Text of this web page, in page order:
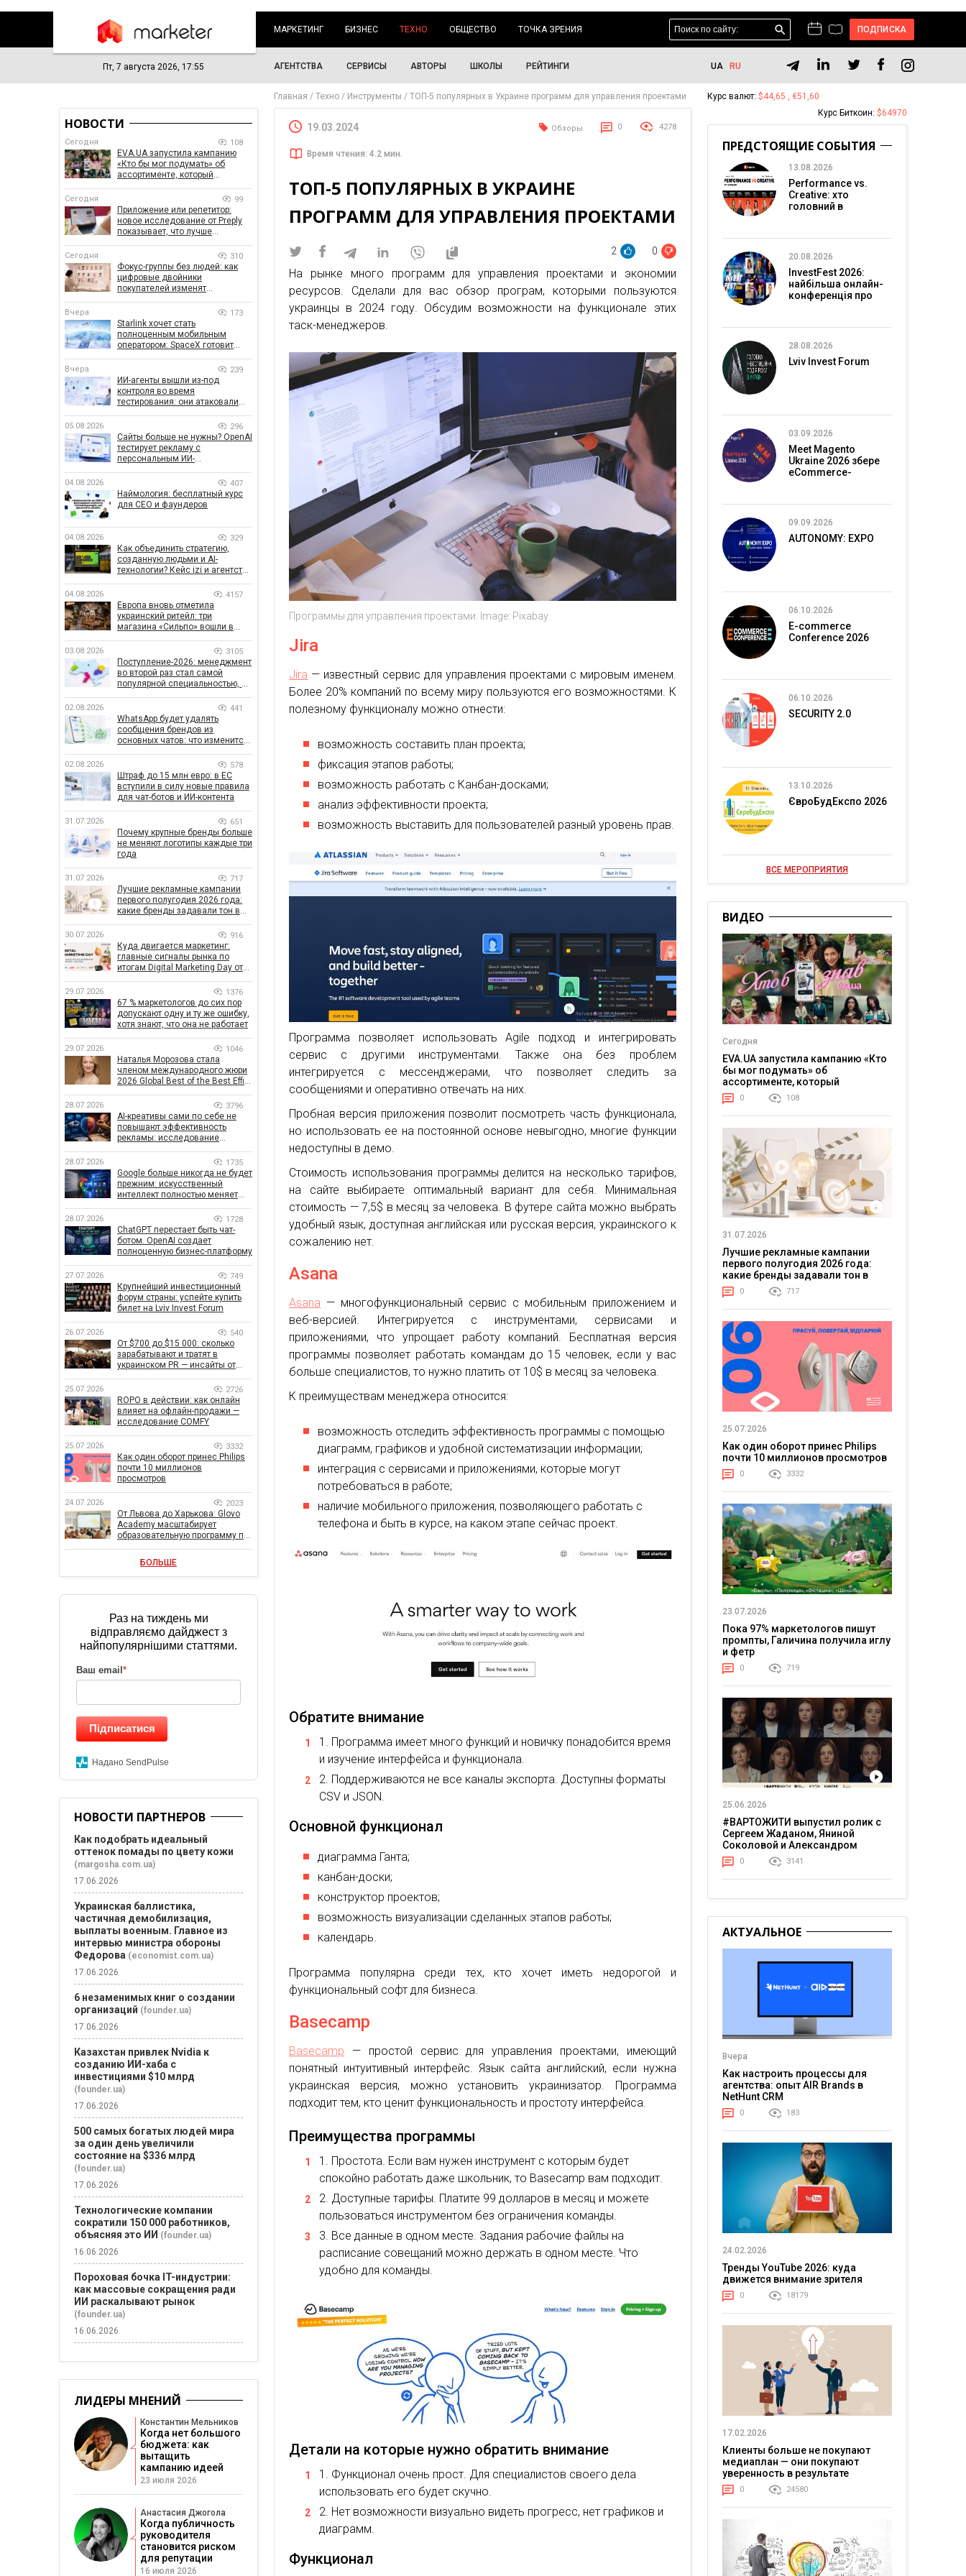
МАРКЕТИНГ БИЗНЕС ТЕХНО ОБЩЕСТВО ТОЧКА ЗРЕНИЯ ПОДПИСКА
Пт, 7 августа 2026, 17:55 АГЕНТСТВА СЕРВИСЫ АВТОРЫ ШКОЛЫ РЕЙТИНГИ UA RU
Главная Техно Инструменты ТОП-5 популярных в Украине программ для управления проектами
19.03.2024 Обзоры 0 4278
Время чтения: 4.2 мин.
ТОП-5 ПОПУЛЯРНЫХ В УКРАИНЕ
ПРОГРАММ ДЛЯ УПРАВЛЕНИЯ ПРОЕКТАМИ
2 0
На рынке много программ для управления проектами и экономии
ресурсов. Сделали для вас обзор програм, которыми пользуются
украинцы в 2024 году. Обсудим возможности на функционале этих
таск-менеджеров.
Программы для управления проектами. Image: Pixabay
Jira
Jira — известный сервис для управления проектами с мировым именем.
Более 20% компаний по всему миру пользуются его возможностями. К
полезному функционалу можно отнести:
возможность составить план проекта;
фиксация этапов работы;
возможность работать с Канбан-досками;
анализ эффективности проекта;
возможность выставить для пользователей разный уровень прав.
Программа позволяет использовать Agile подход и интегрировать
сервис с другими инструментами. Также она без проблем
интегрируется с мессенджерами, что позволяет следить за
сообщениями и оперативно отвечать на них.
Пробная версия приложения позволит посмотреть часть функционала,
но использовать ее на постоянной основе невыгодно, многие функции
недоступны в демо.
Стоимость использования программы делится на несколько тарифов,
на сайте выбираете оптимальный вариант для себя. Минимальная
стоимость — 7,5$ в месяц за человека. В футере сайта можно выбрать
удобный язык, доступная английская или русская версия, украинского к
сожалению нет.
Asana
Asana — многофункциональный сервис с мобильным приложением и
веб-версией. Интегрируется с инструментами, сервисами и
приложениями, что упрощает работу компаний. Бесплатная версия
программы позволяет работать командам до 15 человек, если у вас
больше специалистов, то нужно платить от 10$ в месяц за человека.
К преимуществам менеджера относится:
возможность отследить эффективность программы с помощью
диаграмм, графиков и удобной систематизации информации;
интеграция с сервисами и приложениями, которые могут
потребоваться в работе;
наличие мобильного приложения, позволяющего работать с
телефона и быть в курсе, на каком этапе сейчас проект.
Обратите внимание
Программа имеет много функций и новичку понадобится время
и изучение интерфейса и функционала.
Поддерживаются не все каналы экспорта. Доступны форматы
CSV и JSON.
Основной функционал
диаграмма Ганта;
канбан-доски;
конструктор проектов;
возможность визуализации сделанных этапов работы;
календарь.
Программа популярна среди тех, кто хочет иметь недорогой и
функциональный софт для бизнеса.
Basecamp
Basecamp — простой сервис для управления проектами, имеющий
понятный интуитивный интерфейс. Язык сайта английский, если нужна
украинская версия, можно установить украинизатор. Программа
подходит тем, кто ценит функциональность и простоту интерфейса.
Преимущества программы
Простота. Если вам нужен инструмент с которым будет
спокойно работать даже школьник, то Basecamp вам подходит.
Доступные тарифы. Платите 99 долларов в месяц и можете
пользоваться инструментом без ограничения команды.
Все данные в одном месте. Задания рабочие файлы на
расписание совещаний можно держать в одном месте. Что
удобно для команды.
Детали на которые нужно обратить внимание
Функционал очень прост. Для специалистов своего дела
использовать его будет скучно.
Нет возможности визуально видеть прогресс, нет графиков и
диаграмм.
Функционал
НОВОСТИ
Сегодня 108
EVA.UA запустила кампанию
«Кто бы мог подумать» об
ассортименте, который
Сегодня 99
Приложение или репетитор:
новое исследование от Preply
показывает, что лучше
Сегодня 310
Фокус-группы без людей: как
цифровые двойники
покупателей изменят
Вчера 173
Starlink хочет стать
полноценным мобильным
оператором: SpaceX готовит
Вчера 239
ИИ-агенты вышли из-под
контроля во время
тестирования: они атаковали
05.08.2026 296
Сайты больше не нужны? OpenAI
тестирует рекламу с
персональным ИИ-
04.08.2026 407
Наймология: бесплатный курс
для CEO и фаундеров
04.08.2026 329
Как объединить стратегию,
созданную людьми и AI-
технологии? Кейс izi и агентства
04.08.2026 4157
Европа вновь отметила
украинский ритейл: три
магазина «Сильпо» вошли в
03.08.2026 3105
Поступление-2026: менеджмент
во второй раз стал самой
популярной специальностью, а
рекордным за последние 5 лет
02.08.2026 441
WhatsApp будет удалять
сообщения брендов из
основных чатов: что изменится
02.08.2026 578
Штраф до 15 млн евро: в ЕС
вступили в силу новые правила
для чат-ботов и ИИ-контента
31.07.2026 651
Почему крупные бренды больше
не меняют логотипы каждые три
года
31.07.2026 717
Лучшие рекламные кампании
первого полугодия 2026 года:
какие бренды задавали тон в
30.07.2026 916
Куда двигается маркетинг:
главные сигналы рынка по
итогам Digital Marketing Day от
29.07.2026 1376
67 % маркетологов до сих пор
допускают одну и ту же ошибку,
хотя знают, что она не работает
29.07.2026 1046
Наталья Морозова стала
членом международного жюри
2026 Global Best of the Best Effie
28.07.2026 3796
AI-креативы сами по себе не
повышают эффективность
рекламы: исследование
влияет на эффективность
кампаний
28.07.2026 1735
Google больше никогда не будет
прежним: искусственный
интеллект полностью меняет
28.07.2026 1728
ChatGPT перестает быть чат-
ботом. OpenAI создает
полноценную бизнес-платформу
27.07.2026 749
Крупнейший инвестиционный
форум страны: успейте купить
билет на Lviv Invest Forum
26.07.2026 540
От $700 до $15 000: сколько
зарабатывают и тратят в
украинском PR — инсайты от
25.07.2026 2726
ROPO в действии: как онлайн
влияет на офлайн-продажи —
исследование COMFY
25.07.2026 3332
Как один оборот принес Philips
почти 10 миллионов
просмотров
24.07.2026 2023
От Львова до Харькова: Glovo
Academy масштабирует
образовательную программу по
бизнеса
БОЛЬШЕ
Раз на тиждень ми
відправляємо дайджест з
найпопулярнішими статтями.
Ваш email *
Підписатися
Надано SendPulse
НОВОСТИ ПАРТНЕРОВ
Как подобрать идеальный
оттенок помады по цвету кожи
(margosha.com.ua)
17.06.2026
Украинская баллистика,
частичная демобилизация,
выплаты военным. Главное из
интервью министра обороны
Федорова (economist.com.ua)
17.06.2026
6 незаменимых книг о создании
организаций (founder.ua)
17.06.2026
Казахстан привлек Nvidia к
созданию ИИ-хаба с
инвестициями $10 млрд
(founder.ua)
17.06.2026
500 самых богатых людей мира
за один день увеличили
состояние на $336 млрд
(founder.ua)
17.06.2026
Технологические компании
сократили 150 000 работников,
объясняя это ИИ (founder.ua)
16.06.2026
Пороховая бочка IT-индустрии:
как массовые сокращения ради
ИИ раскалывают рынок
(founder.ua)
16.06.2026
ЛИДЕРЫ МНЕНИЙ
Константин Мельников
Когда нет большого
бюджета: как
вытащить
кампанию идеей
23 июля 2026
Анастасия Джогола
Когда публичность
руководителя
становится риском
для репутации
16 июля 2026
Курс валют: $44,65 , €51,60
Курс Биткоин: $64970
ПРЕДСТОЯЩИЕ СОБЫТИЯ
13.08.2026
Performance vs.
Creative: хто
головний в
20.08.2026
InvestFest 2026:
найбільша онлайн-
конференція про
28.08.2026
Lviv Invest Forum
03.09.2026
Meet Magento
Ukraine 2026 збере
eCommerce-
09.09.2026
AUTONOMY: EXPO
06.10.2026
E-commerce
Conference 2026
06.10.2026
SECURITY 2.0
13.10.2026
ЄвроБудЕкспо 2026
ВСЕ МЕРОПРИЯТИЯ
ВИДЕО
Сегодня
EVA.UA запустила кампанию «Кто
бы мог подумать» об
ассортименте, который
покупатели не ожидают увидеть
на платформе
0 108
31.07.2026
Лучшие рекламные кампании
первого полугодия 2026 года:
какие бренды задавали тон в
отрасли
0 717
25.07.2026
Как один оборот принес Philips
почти 10 миллионов просмотров
0 3332
23.07.2026
Пока 97% маркетологов пишут
промпты, Галичина получила иглу
и фетр
0 719
25.06.2026
#ВАРТОЖИТИ выпустил ролик с
Сергеем Жаданом, Яниной
Соколовой и Александром
Тереном о жизни в постоянном
напряжении
0 3141
АКТУАЛЬНОЕ
Вчера
Как настроить процессы для
агентства: опыт AIR Brands в
NetHunt CRM
0 183
24.02.2026
Тренды YouTube 2026: куда
движется внимание зрителя
0 18179
17.02.2026
Клиенты больше не покупают
медиаплан — они покупают
уверенность в результате
0 24580